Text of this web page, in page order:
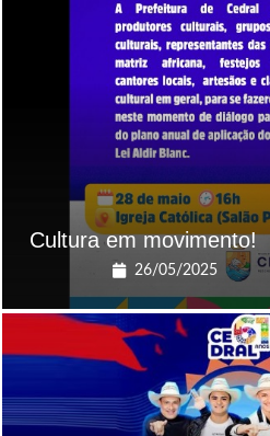
Cultura em movimento!
26/05/2025